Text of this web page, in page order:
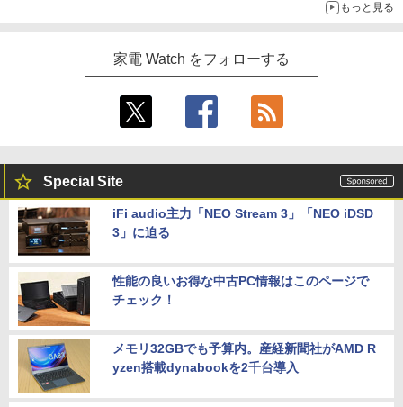
もっと見る
家電 Watch をフォローする
Special Site
iFi audio主力「NEO Stream 3」「NEO iDSD
3」に迫る
性能の良いお得な中古PC情報はこのページで
チェック！
メモリ32GBでも予算内。産経新聞社がAMD R
yzen搭載dynabookを2千台導入